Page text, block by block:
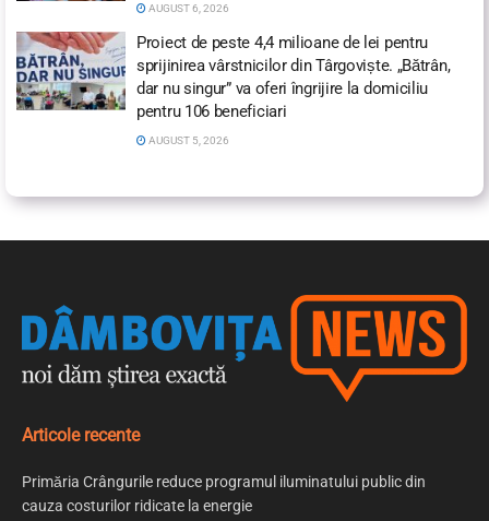
AUGUST 6, 2026
Proiect de peste 4,4 milioane de lei pentru
sprijinirea vârstnicilor din Târgoviște. „Bătrân,
dar nu singur” va oferi îngrijire la domiciliu
pentru 106 beneficiari
AUGUST 5, 2026
Articole recente
Primăria Crângurile reduce programul iluminatului public din
cauza costurilor ridicate la energie